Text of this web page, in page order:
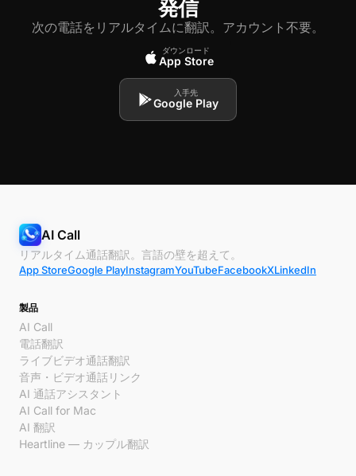
発信
次の電話をリアルタイムに翻訳。アカウント不要。
ダウンロード
App Store
入手先
Google Play
AI Call
リアルタイム通話翻訳。言語の壁を超えて。
App StoreGoogle PlayInstagramYouTubeFacebookXLinkedIn
製品
AI Call
電話翻訳
ライブビデオ通話翻訳
音声・ビデオ通話リンク
AI 通話アシスタント
AI Call for Mac
AI 翻訳
Heartline — カップル翻訳